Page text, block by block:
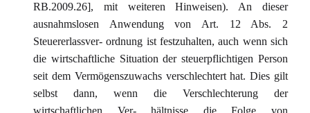
RB.2009.26], mit weiteren Hinweisen). An dieser
ausnahmslosen Anwendung von Art. 12 Abs. 2
Steuererlassver- ordnung ist festzuhalten, auch wenn sich
die wirtschaftliche Situation der steuerpflichtigen Person
seit dem Vermögenszuwachs verschlechtert hat. Dies gilt
selbst dann, wenn die Verschlechterung der
wirtschaftlichen Ver- hältnisse die Folge von